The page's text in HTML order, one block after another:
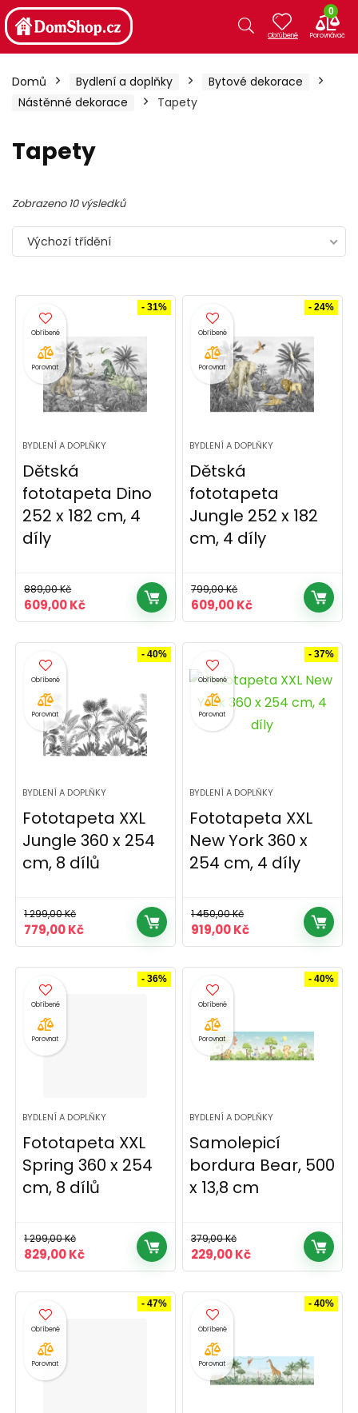
0
Domů Bydlení a doplňky
Bytové dekorace
Nástěnné dekorace
Tapety
Tapety
Zobrazeno 10 výsledků
Výchozí třídění
Porovnat
- 31%
BYDLENÍ A DOPLŇKY
Dětská
fototapeta Dino
252 x 182 cm, 4
díly
889,00Kč
Původní
cena
609,00KčAktuální
cena
609,00 Kč.
Porovnat
- 24%
BYDLENÍ A DOPLŇKY
Dětská
fototapeta
Jungle 252 x 182
cm, 4 díly
799,00Kč
Původní
cena
609,00KčAktuální
cena
609,00 Kč.
Porovnat
- 40%
BYDLENÍ A DOPLŇKY
Fototapeta XXL
Jungle 360 x 254
cm, 8 dílů
1 299,00Kč
Původní
cena
299,00 Kč.
779,00KčAktuální
cena
779,00 Kč.
Porovnat
- 37%
BYDLENÍ A DOPLŇKY
Fototapeta XXL
New York 360 x
254 cm, 4 díly
1 450,00Kč
Původní
cena
450,00 Kč.
919,00KčAktuální
cena
919,00 Kč.
Porovnat
- 36%
BYDLENÍ A DOPLŇKY
Fototapeta XXL
Spring 360 x 254
cm, 8 dílů
1 299,00Kč
Původní
cena
299,00 Kč.
829,00KčAktuální
cena
829,00 Kč.
Porovnat
- 40%
BYDLENÍ A DOPLŇKY
Samolepicí
bordura Bear, 500
x 13,8 cm
379,00Kč
Původní
cena
229,00KčAktuální
cena
229,00 Kč.
Porovnat
- 47%
Porovnat
- 40%